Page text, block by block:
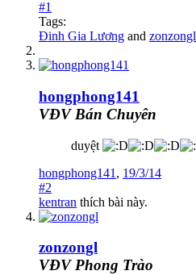
#1
Tags:
Đinh Gia Lương and zonzongl
hongphong141
VĐV Bán Chuyên
duyệt
hongphong141 , 19/3/14
#2
kentran thích bài này.
zonzongl
VĐV Phong Trào